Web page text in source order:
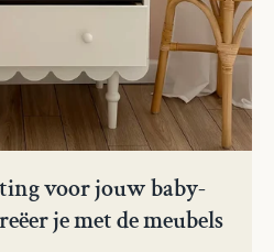
voor jouw baby-
je met de meubels